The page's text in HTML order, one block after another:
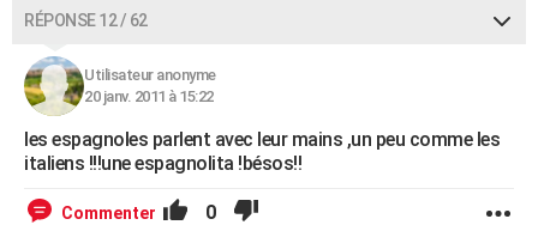
RÉPONSE 12 / 62
Utilisateur anonyme
20 janv. 2011 à 15:22
les espagnoles parlent avec leur mains ,un peu comme les
italiens !!!une espagnolita !bésos!!
Commenter 0